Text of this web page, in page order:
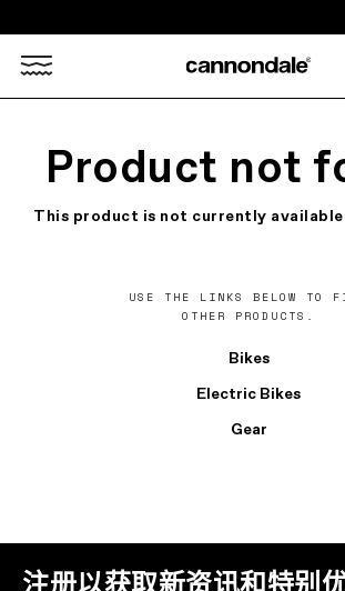
Product not
This product is not currently
USE THE LINKS BELOW TO
OTHER PRODUCTS.
Bikes
Electric Bikes
Gear